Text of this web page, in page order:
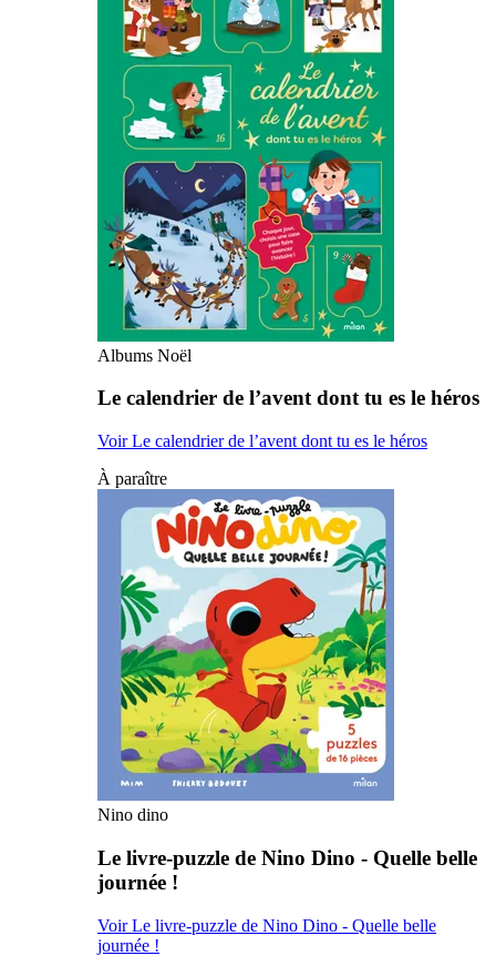
Albums Noël
Le calendrier de l’avent dont tu es le héros
Voir Le calendrier de l’avent dont tu es le héros
À paraître
Nino dino
Le livre-puzzle de Nino Dino - Quelle belle
journée !
Voir Le livre-puzzle de Nino Dino - Quelle belle
journée !